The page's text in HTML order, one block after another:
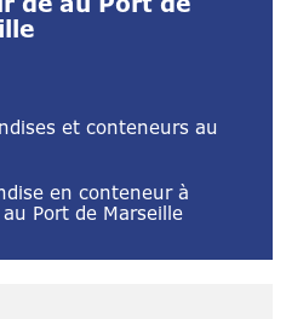
et conteneurs au
en conteneur à
Port de Marseille